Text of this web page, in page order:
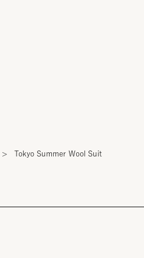
> Tokyo Summer Wool Suit